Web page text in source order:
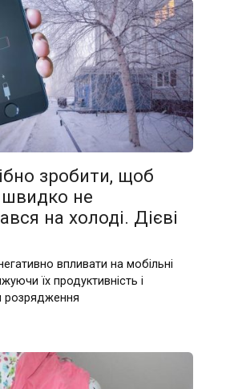
зробити, щоб
не
на холоді. Дієві
впливати на мобільні
їх продуктивність і